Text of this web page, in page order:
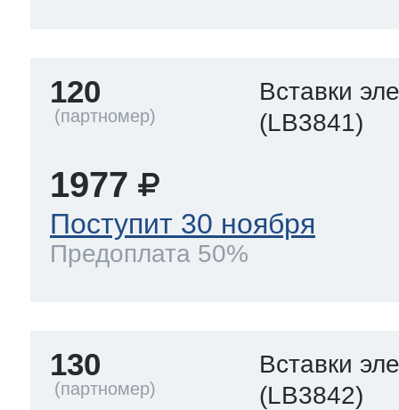
120
Вставки
(LB3841)
1977
Поступит 30 ноября
Предоплата 50%
130
Вставки
(LB3842)